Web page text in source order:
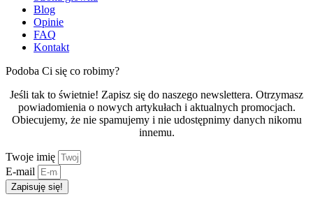
Blog
Opinie
FAQ
Kontakt
Podoba Ci się co robimy?
Jeśli tak to świetnie! Zapisz się do naszego newslettera. Otrzymasz
powiadomienia o nowych artykułach i aktualnych promocjach.
Obiecujemy, że nie spamujemy i nie udostępnimy danych nikomu
innemu.
Twoje imię
E-mail
Zapisuję się!